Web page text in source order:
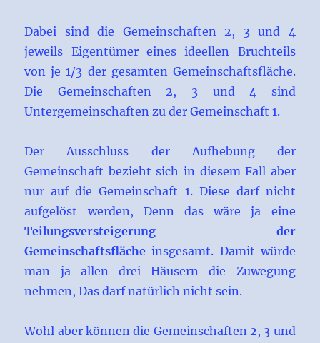
Dabei sind die Gemeinschaften 2, 3 und 4
jeweils Eigentümer eines ideellen Bruchteils
von je 1/3 der gesamten Gemeinschaftsfläche.
Die Gemeinschaften 2, 3 und 4 sind
Untergemeinschaften zu der Gemeinschaft 1.
Der Ausschluss der Aufhebung der
Gemeinschaft bezieht sich in diesem Fall aber
nur auf die Gemeinschaft 1. Diese darf nicht
aufgelöst werden, Denn das wäre ja eine
Teilungsversteigerung der
Gemeinschaftsfläche insgesamt. Damit würde
man ja allen drei Häusern die Zuwegung
nehmen, Das darf natürlich nicht sein.
Wohl aber können die Gemeinschaften 2, 3 und